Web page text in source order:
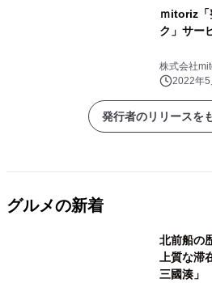
ｍitoriz「
ク」サー
株式会社
2022年
発行者のリリースを
グルメの新着
北前船の
上質な
三國湊」